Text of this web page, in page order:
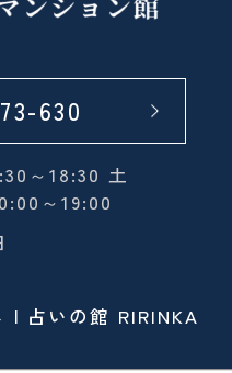
630
～18:30 土
～19:00
占いの館 RIRINKA